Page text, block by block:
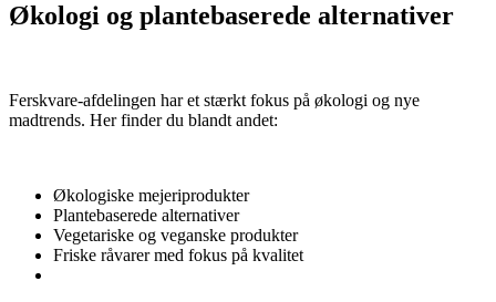
Økologi og plantebaserede alternativer
Ferskvare-afdelingen har et stærkt fokus på økologi og nye
madtrends. Her finder du blandt andet:
Økologiske mejeriprodukter
Plantebaserede alternativer
Vegetariske og veganske produkter
Friske råvarer med fokus på kvalitet